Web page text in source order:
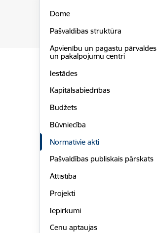
Dome
Pašvaldības struktūra
Apvienību un pagastu pārvaldes
un pakalpojumu centri
Iestādes
Kapitālsabiedrības
Budžets
Būvniecība
Normatīvie akti
Pašvaldības publiskais pārskats
Attīstība
Projekti
Iepirkumi
Cenu aptaujas